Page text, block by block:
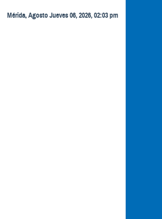
Mérida, Agosto Jueves 06, 2026, 02:03 pm